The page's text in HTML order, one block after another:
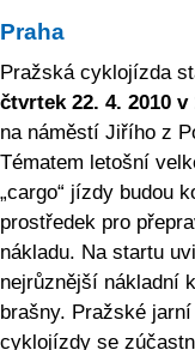
Praha
Pražská cyklojízda
čtvrtek 22. 4. 2010 v
na náměstí Jiřího z
Tématem letošní
„cargo“ jízdy budou
prostředek pro
nákladu. Na startu
nejrůznější nákladní
brašny. Pražské jarní
cyklojízdy se